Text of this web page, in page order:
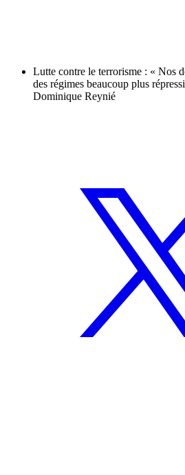
Lutte contre le terrorisme : « Nos
des régimes beaucoup plus
Dominique Reynié